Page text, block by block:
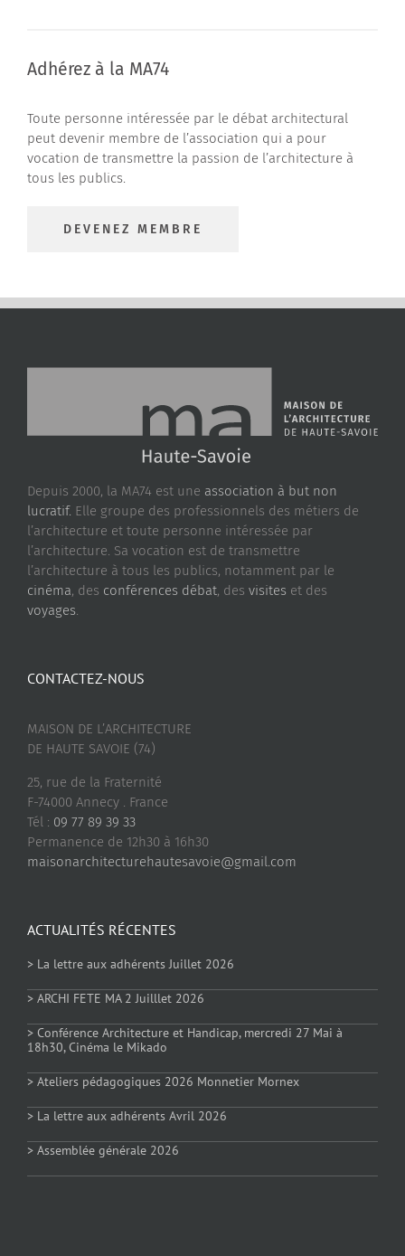
Adhérez à la MA74
Toute personne intéressée par le débat architectural
peut devenir membre de l’association qui a pour
vocation de transmettre la passion de l’architecture à
tous les publics.
DEVENEZ MEMBRE
Depuis 2000, la MA74 est une association à but non
lucratif. Elle groupe des professionnels des métiers de
l’architecture et toute personne intéressée par
l’architecture. Sa vocation est de transmettre
l’architecture à tous les publics, notamment par le
cinéma, des conférences débat, des visites et des
voyages.
ACTUALITÉS RÉCENTES
> La lettre aux adhérents Juillet 2026
> ARCHI FETE MA 2 Juilllet 2026
> Conférence Architecture et Handicap, mercredi 27 Mai à
18h30, Cinéma le Mikado
> Ateliers pédagogiques 2026 Monnetier Mornex
> La lettre aux adhérents Avril 2026
> Assemblée générale 2026
CONTACTEZ-NOUS
MAISON DE L’ARCHITECTURE
DE HAUTE SAVOIE (74)
25, rue de la Fraternité
F-74000 Annecy . France
Tél : 09 77 89 39 33
Permanence de 12h30 à 16h30
maisonarchitecturehautesavoie@gmail.com